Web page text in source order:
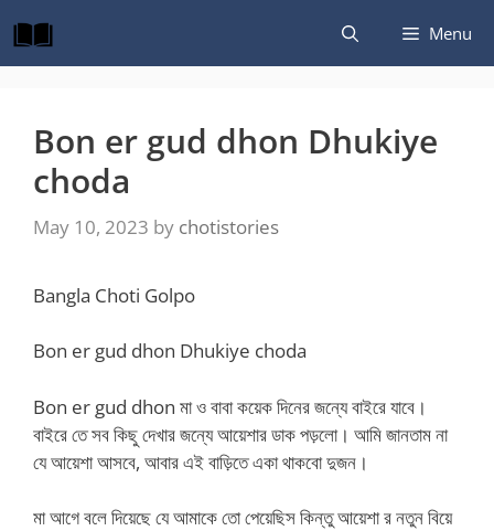
to
content
Menu
Bon er gud dhon Dhukiye
choda
May 10, 2023 by chotistories
Bangla Choti Golpo
Bon er gud dhon Dhukiye choda
Bon er gud dhon মা ও বাবা কয়েক দিনের জন্যে বাইরে যাবে।
বাইরে তে সব কিছু দেখার জন্যে আয়েশার ডাক পড়লো। আমি জানতাম না
যে আয়েশা আসবে, আবার এই বাড়িতে একা থাকবো দুজন।
মা আগে বলে দিয়েছে যে আমাকে তো পেয়েছিস কিন্তু আয়েশা র নতুন বিয়ে